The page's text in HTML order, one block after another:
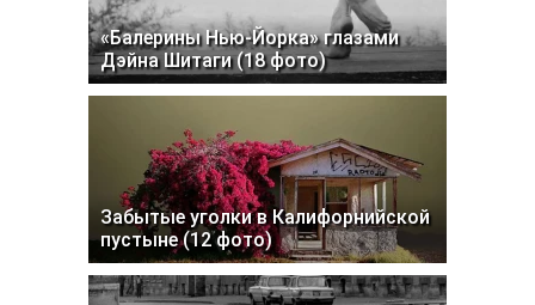
«Балерины Нью-Йорка» глазами
Дэйна Шитаги (18 фото)
Забытые уголки в Калифорнийской
пустыне (12 фото)